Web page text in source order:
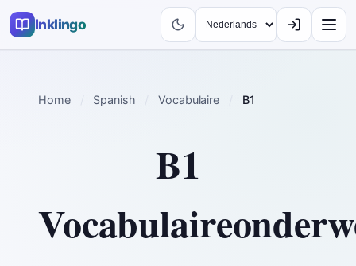
Inklingo
Home Spanish Vocabulaire B1
B1